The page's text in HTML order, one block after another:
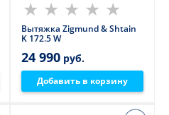
Вытяжка Zigmund & Shtain
K 172.5 W
24 990 руб.
Добавить в корзину